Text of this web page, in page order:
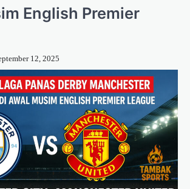
English Premier
12, 2025